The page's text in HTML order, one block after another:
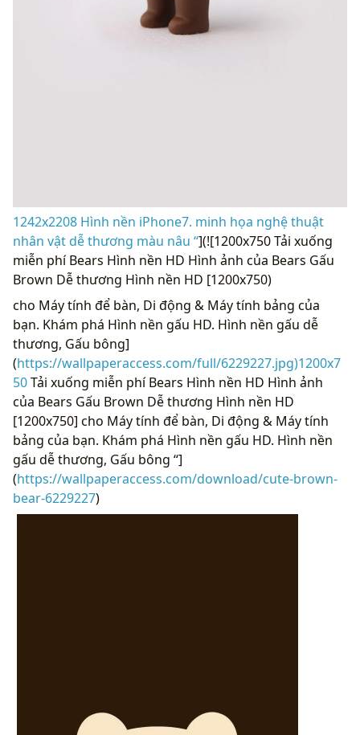
1242x2208 Hình nền iPhone7. minh họa nghệ thuật
nhân vật dễ thương màu nâu “](![1200x750 Tải xuống
miễn phí Bears Hình nền HD Hình ảnh của Bears Gấu
Brown Dễ thương Hình nền HD [1200x750)
cho Máy tính để bàn, Di động & Máy tính bảng của
bạn. Khám phá Hình nền gấu HD. Hình nền gấu dễ
thương, Gấu bông]
(https://wallpaperaccess.com/full/6229227.jpg)1200x7
50Tải xuống miễn phí Bears Hình nền HD Hình ảnh
của Bears Gấu Brown Dễ thương Hình nền HD
[1200x750] cho Máy tính để bàn, Di động & Máy tính
bảng của bạn. Khám phá Hình nền gấu HD. Hình nền
gấu dễ thương, Gấu bông “]
(https://wallpaperaccess.com/download/cute-brown-
bear-6229227)